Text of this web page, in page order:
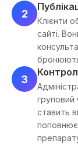
2
Клієнти
сайті.
бронюють
3
груповий
ставить